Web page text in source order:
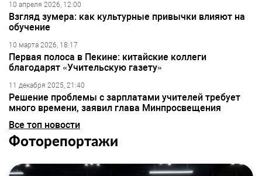
10 апреля 2026, 12:00
Взгляд зумера: как культурные привычки влияют на
обучение
10 марта 2026, 18:17
Первая полоса в Пекине: китайские коллеги
благодарят «Учительскую газету»
11 декабря 2025, 21:40
Решение проблемы с зарплатами учителей требует
много времени, заявил глава Минпросвещения
Все топ новости
Фоторепортажи